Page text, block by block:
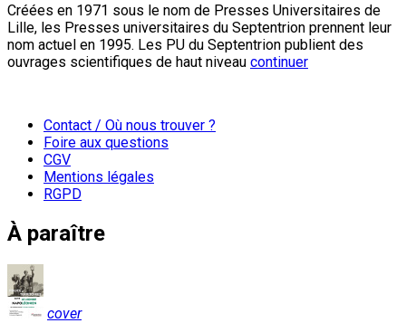
Créées en 1971 sous le nom de Presses Universitaires de
Lille, les Presses universitaires du Septentrion prennent leur
nom actuel en 1995. Les PU du Septentrion publient des
ouvrages scientifiques de haut niveau continuer
Contact / Où nous trouver ?
Foire aux questions
CGV
Mentions légales
RGPD
À paraître
cover